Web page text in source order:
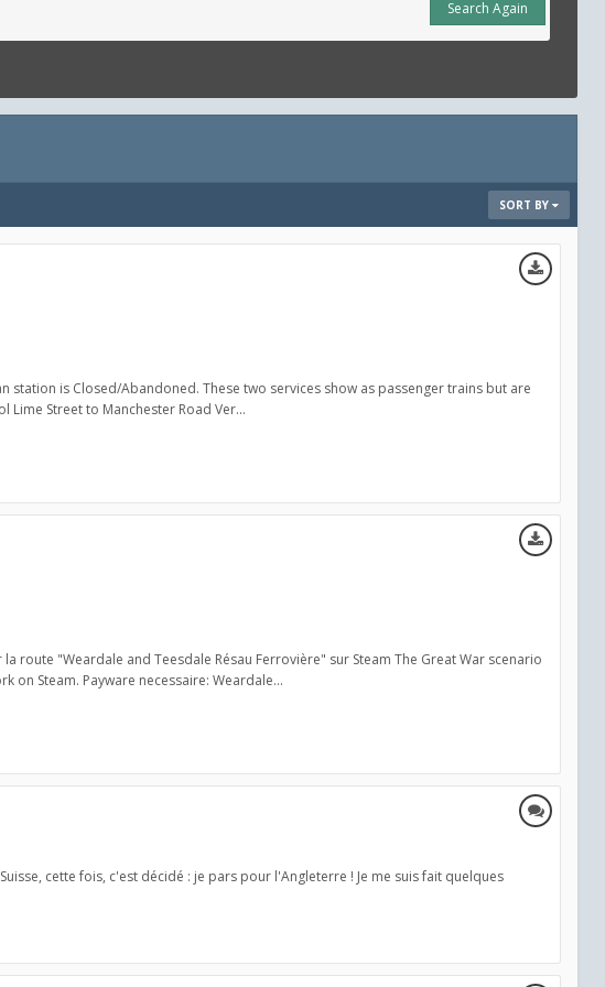
Search Again
SORT BY
station is Closed/Abandoned. These two services show as passenger trains but are
Lime Street to Manchester Road Ver...
"Weardale and Teesdale Résau Ferrovière" sur Steam The Great War scenario
on Steam. Payware necessaire: Weardale...
cette fois, c'est décidé : je pars pour l'Angleterre ! Je me suis fait quelques